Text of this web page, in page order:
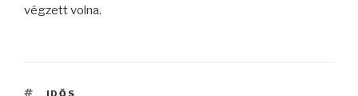
végzett volna.
CÍMKÉK
IDŐS